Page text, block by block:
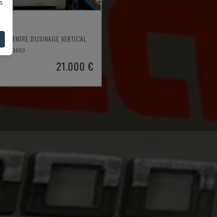
- CENTRE D'USINAGE VERTICAL
2003
21.000 €